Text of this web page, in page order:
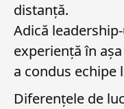
distanță.
Adică
experiență în
a condus echipe
Diferențele de